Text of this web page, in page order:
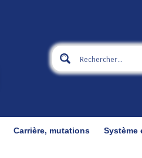
Carrière, mutations Système